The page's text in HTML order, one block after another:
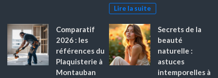
Lire la suite
Comparatif
2026 : les
références du
Plaquisterie à
Montauban
Secrets de la
beauté
naturelle :
astuces
intemporelles à